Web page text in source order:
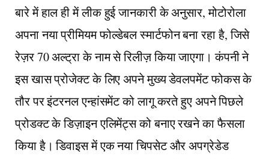
बारे में हाल ही में लीक हुई जानकारी के अनुसार, मोटोरोला
अपना नया प्रीमियम फोल्डेबल स्मार्टफोन बना रहा है, जिसे
रेज़र 70 अल्ट्रा के नाम से रिलीज़ किया जाएगा। कंपनी ने
इस खास प्रोजेक्ट के लिए अपने मुख्य डेवलपमेंट फोकस के
तौर पर इंटरनल एन्हांसमेंट को लागू करते हुए अपने पिछले
प्रोडक्ट के डिज़ाइन एलिमेंट्स को बनाए रखने का फैसला
किया है। डिवाइस में एक नया चिपसेट और अपग्रेडेड